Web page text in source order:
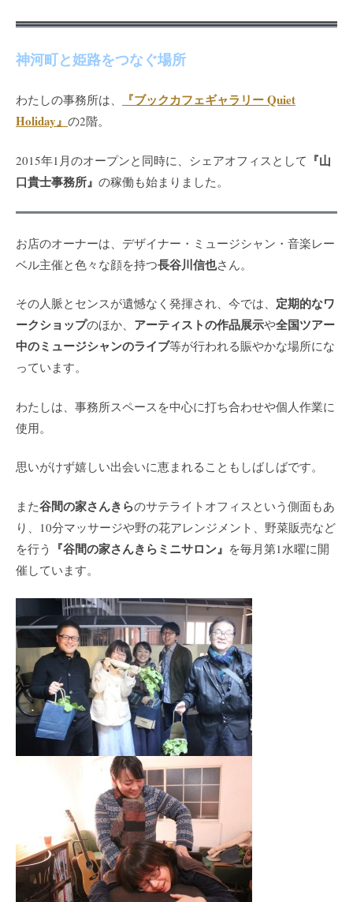
神河町と姫路をつなぐ場所
わたしの事務所は、
『ブックカフェギャラリー Quiet
Holiday』 の2階。
2015年1月のオープンと同時に、シェアオフィスとして 『山
口貴士事務所』 の稼働も始まりました。
お店のオーナーは、デザイナー・ミュージシャン・音楽レー
ベル主催と色々な顔を持つ長谷川信也さん。
その人脈とセンスが遺憾なく発揮され、今では、 定期的なワ
ークショップのほか、 アーティストの作品展示や全国ツアー
中のミュージシャンのライブ等が行われる賑やかな場所にな
っています。
わたしは、事務所スペースを中心に打ち合わせや個人作業に
使用。
思いがけず嬉しい出会いに恵まれることもしばしばです。
また谷間の家さんきらのサテライトオフィスという側面もあ
り、10分マッサージや野の花アレンジメント、野菜販売など
を行う
『谷間の家さんきらミニサロン』 を毎月第1水曜に開
催しています。